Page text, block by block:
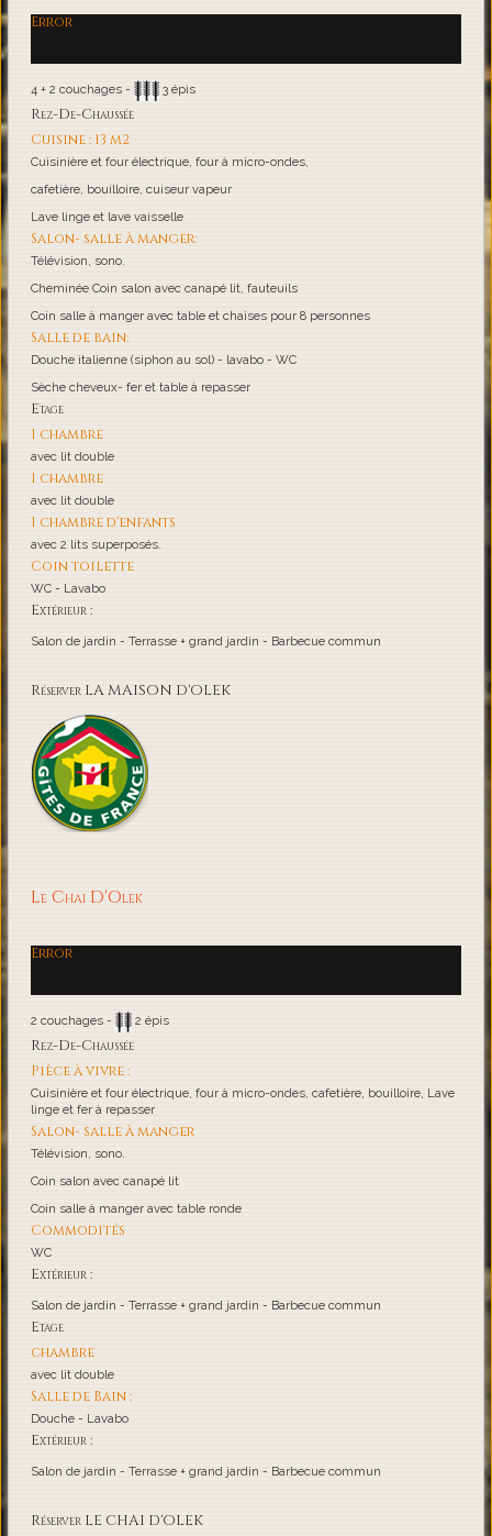
Error
4 + 2 couchages - 3 épis
Rez-De-Chaussée
Cuisine : 13 m2
Cuisinière et four électrique, four à micro-ondes,
cafetière, bouilloire, cuiseur vapeur
Lave linge et lave vaisselle
Salon- salle à manger:
Télévision, sono.
Cheminée Coin salon avec canapé lit, fauteuils
Coin salle à manger avec table et chaises pour 8 personnes
Salle de bain:
Douche italienne (siphon au sol) - lavabo - WC
Sèche cheveux- fer et table à repasser
Etage
1 chambre
avec lit double
1 chambre
avec lit double
1 chambre d'enfants
avec 2 lits superposés.
Coin toilette
WC - Lavabo
Extérieur :
Salon de jardin - Terrasse + grand jardin - Barbecue commun
Réserver LA MAISON D'OLEK
Le Chai D'Olek
Error
2 couchages - 2 épis
Rez-De-Chaussée
Pièce à vivre :
Cuisinière et four électrique, four à micro-ondes, cafetière, bouilloire, Lave
linge et fer à repasser
Salon- salle à manger
Télévision, sono.
Coin salon avec canapé lit
Coin salle à manger avec table ronde
Commodités
WC
Extérieur :
Salon de jardin - Terrasse + grand jardin - Barbecue commun
Etage
chambre
avec lit double
Salle de Bain :
Douche - Lavabo
Extérieur :
Salon de jardin - Terrasse + grand jardin - Barbecue commun
Réserver LE CHAI D'OLEK